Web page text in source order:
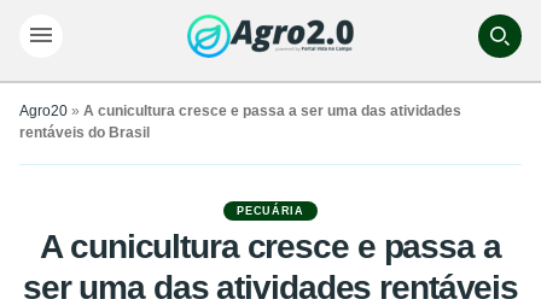
Agro20 » A cunicultura cresce e passa a ser uma das atividades
rentáveis do Brasil
PECUÁRIA
A cunicultura cresce e passa a
ser uma das atividades rentáveis